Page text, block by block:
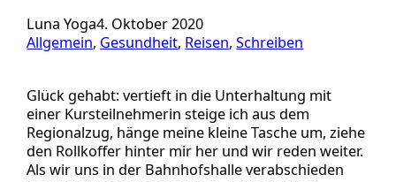
Luna Yoga4. Oktober 2020
Allgemein, Gesundheit, Reisen, Schreiben
Glück gehabt: vertieft in die Unterhaltung mit
einer Kursteilnehmerin steige ich aus dem
Regionalzug, hänge meine kleine Tasche um, ziehe
den Rollkoffer hinter mir her und wir reden weiter.
Als wir uns in der Bahnhofshalle verabschieden